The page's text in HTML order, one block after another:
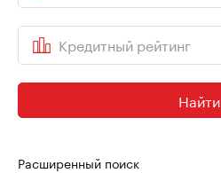
Кредитный рейтинг
Найти
Расширенный поиск